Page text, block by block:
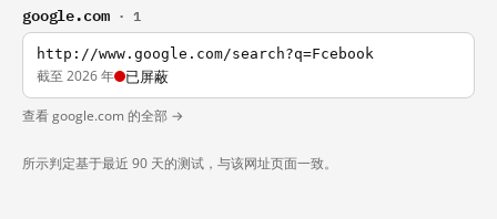
google.com · 1
http://www.google.com/search?q=Fcebook
截至 2026 年 已屏蔽
查看 google.com 的全部 →
所示判定基于最近 90 天的测试，与该网址页面一致。